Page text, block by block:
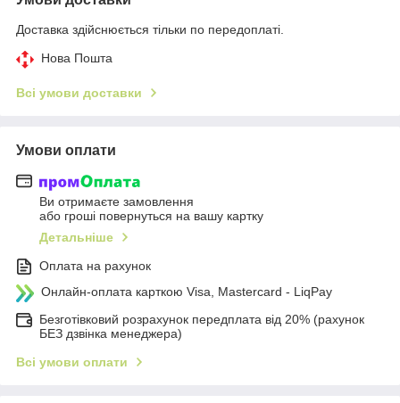
Доставка здійснюється тільки по передоплаті.
Нова Пошта
Всі умови доставки
Умови оплати
Ви отримаєте замовлення
або гроші повернуться на вашу картку
Детальніше
Оплата на рахунок
Онлайн-оплата карткою Visa, Mastercard - LiqPay
Безготівковий розрахунок передплата від 20% (рахунок
БЕЗ дзвінка менеджера)
Всі умови оплати